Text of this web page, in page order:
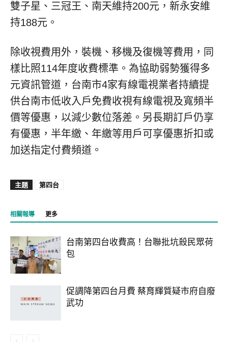
雙子星、三冠王、南天維持200元，新永安維
持188元。
除收視費用外，裝機、移機及復機等費用，同
樣比照114年度收費標準。為協助弱勢獲得多
元資訊管道，台南市4家有線電視業者持續提
供台南市低收入戶免費收視有線電視及寬頻半
價等優惠，以減少數位落差。另長期訂戶仍享
有優惠，半年繳、年繳等用戶可享優惠折扣或
加送指定付費頻道。
主題 第四台
相關報導 更多
台南第四台收費高！台聯批坑殺民眾荷
包
促調降第四台月費 蔡育輝質疑市府自廢
武功